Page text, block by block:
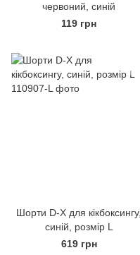
червоний, синій
119 грн
Шорти D-X для кікбоксингу,
синій, розмір L
619 грн